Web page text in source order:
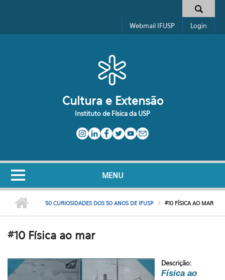
Formulário de busca
Webmail IFUSP Login
Cultura e Extensão
Instituto de Física da USP
MENU
50 CURIOSIDADES DOS 50 ANOS DE IFUSP #10 FÍSICA AO MAR
#10 Física ao mar
Descrição:
Física ao